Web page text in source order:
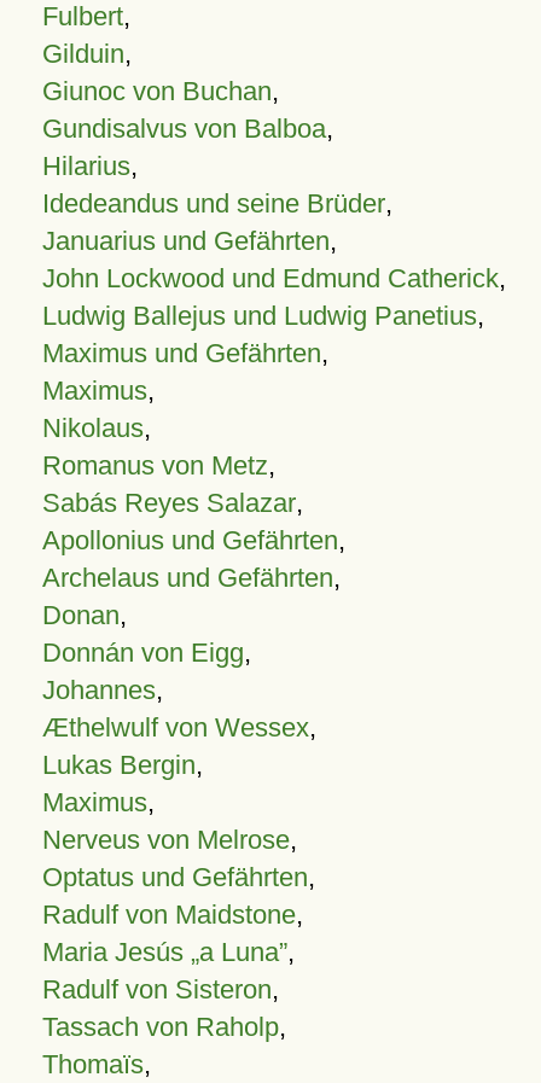
Fulbert,
Gilduin,
Giunoc von Buchan,
Gundisalvus von Balboa,
Hilarius,
Idedeandus und seine Brüder,
Januarius und Gefährten,
John Lockwood und Edmund Catherick,
Ludwig Ballejus und Ludwig Panetius,
Maximus und Gefährten,
Maximus,
Nikolaus,
Romanus von Metz,
Sabás Reyes Salazar,
Apollonius und Gefährten,
Archelaus und Gefährten,
Donan,
Donnán von Eigg,
Johannes,
Æthelwulf von Wessex,
Lukas Bergin,
Maximus,
Nerveus von Melrose,
Optatus und Gefährten,
Radulf von Maidstone,
Maria Jesús „a Luna”,
Radulf von Sisteron,
Tassach von Raholp,
Thomaïs,